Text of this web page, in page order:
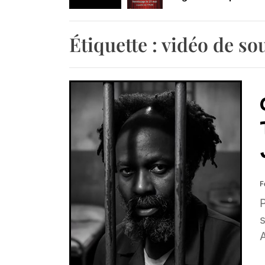
Retrouvez-nous au
Étiquette : vidéo de